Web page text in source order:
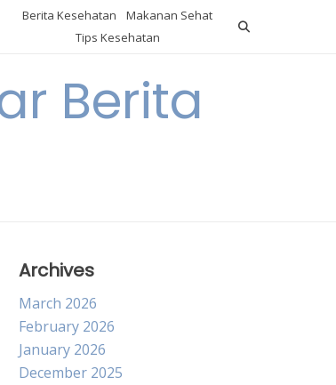
Berita Kesehatan
Makanan Sehat
Tips Kesehatan
Berita
Archives
March 2026
February 2026
January 2026
December 2025